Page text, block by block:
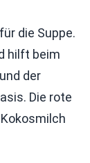
die Suppe.
hilft beim
der
Die rote